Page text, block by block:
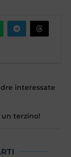
interessate
un terzino!